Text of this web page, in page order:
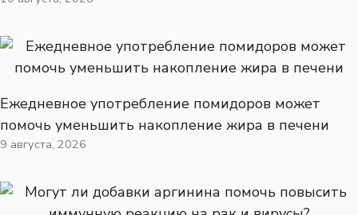
Ежедневное употребление помидоров может
помочь уменьшить накопление жира в печени
9 августа, 2026